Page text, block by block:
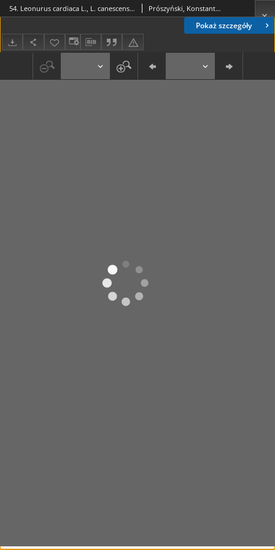
Pokaż szczegóły
54. Leonurus cardiaca L., L. canescens Dumort. (Serdecznik pospolity), Leonurus Marrubiastrum L., Chaiturus M. Rchnb. (Szczeciogon szantowaty) Prószyński, Konstanty (1859-1936)